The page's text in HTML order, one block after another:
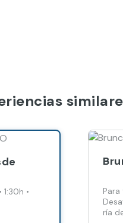
•
ría